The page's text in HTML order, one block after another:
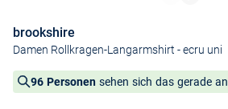
brookshire
Damen Rollkragen-Langarmshirt - ecru uni
96 Personen sehen sich das gerade